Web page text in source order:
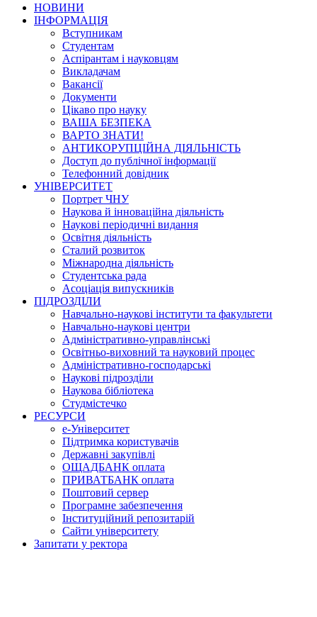
НОВИНИ
ІНФОРМАЦІЯ
Вступникам
Студентам
Аспірантам і науковцям
Викладачам
Вакансії
Документи
Цікаво про науку
ВАША БЕЗПЕКА
ВАРТО ЗНАТИ!
АНТИКОРУПЦІЙНА ДІЯЛЬНІСТЬ
Доступ до публічної інформації
Телефонний довідник
УНІВЕРСИТЕТ
Портрет ЧНУ
Наукова й інноваційна діяльність
Наукові періодичні видання
Освітня діяльність
Сталий розвиток
Міжнародна діяльність
Студентська рада
Асоціація випускників
ПІДРОЗДІЛИ
Навчально-наукові інститути та факультети
Навчально-наукові центри
Адміністративно-управлінські
Освітньо-виховний та науковий процес
Адміністративно-господарські
Наукові підрозділи
Наукова бібліотека
Студмістечко
РЕСУРСИ
е-Університет
Підтримка користувачів
Державні закупівлі
ОЩАДБАНК оплата
ПРИВАТБАНК оплата
Поштовий сервер
Програмне забезпечення
Інституційний репозитарій
Сайти університету
Запитати у ректора